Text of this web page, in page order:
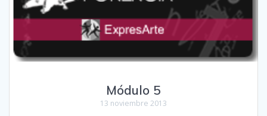
Módulo 5
13 noviembre 2013